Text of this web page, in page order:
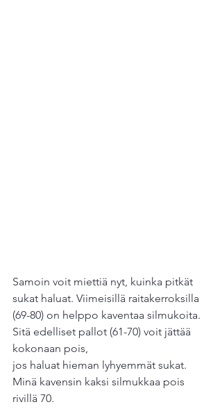
Samoin voit miettiä nyt, kuinka pitkät
sukat haluat. Viimeisillä raitakerroksilla
(69-80) on helppo kaventaa silmukoita.
Sitä edelliset pallot (61-70) voit jättää
kokonaan pois,
jos haluat hieman lyhyemmät sukat.
Minä kavensin kaksi silmukkaa pois
rivillä 70.